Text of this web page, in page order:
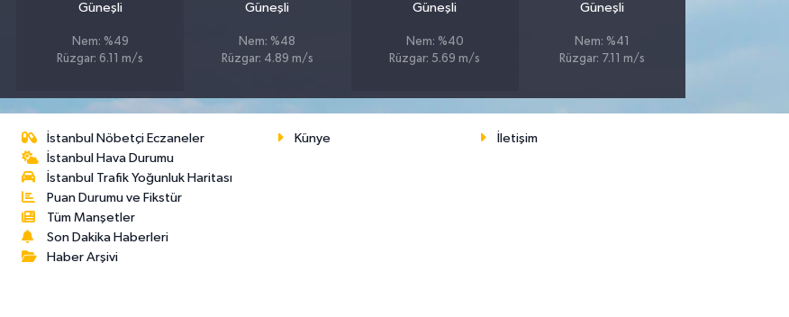
Güneşli
Nem: %49
Rüzgar: 6.11 m/s
Güneşli
Nem: %48
Rüzgar: 4.89 m/s
Güneşli
Nem: %40
Rüzgar: 5.69 m/s
Güneşli
Nem: %41
Rüzgar: 7.11 m/s
İstanbul Nöbetçi Eczaneler
İstanbul Hava Durumu
İstanbul Trafik Yoğunluk Haritası
Puan Durumu ve Fikstür
Tüm Manşetler
Son Dakika Haberleri
Haber Arşivi
Künye İletişim